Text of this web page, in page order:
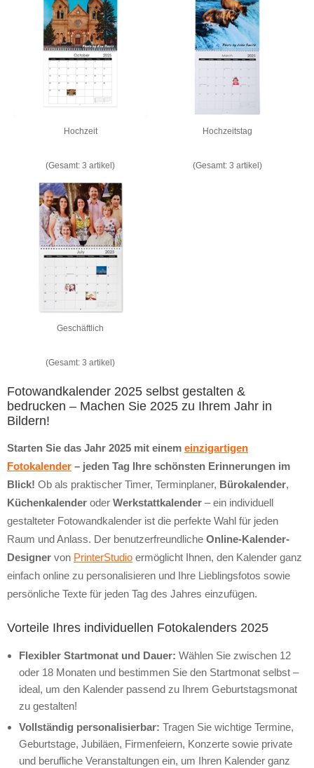
Hochzeit
(Gesamt: 3 artikel)
Hochzeitstag
(Gesamt: 3 artikel)
Geschäftlich
(Gesamt: 3 artikel)
Fotowandkalender 2025 selbst gestalten &
bedrucken – Machen Sie 2025 zu Ihrem Jahr in
Bildern!
Starten Sie das Jahr 2025 mit einem einzigartigen
Fotokalender – jeden Tag Ihre schönsten Erinnerungen im
Blick! Ob als praktischer Timer, Terminplaner, Bürokalender,
Küchenkalender oder Werkstattkalender – ein individuell
gestalteter Fotowandkalender ist die perfekte Wahl für jeden
Raum und Anlass. Der benutzerfreundliche Online-Kalender-
Designer von PrinterStudio ermöglicht Ihnen, den Kalender ganz
einfach online zu personalisieren und Ihre Lieblingsfotos sowie
persönliche Texte für jeden Tag des Jahres einzufügen.
Vorteile Ihres individuellen Fotokalenders 2025
Flexibler Startmonat und Dauer: Wählen Sie zwischen 12
oder 18 Monaten und bestimmen Sie den Startmonat selbst –
ideal, um den Kalender passend zu Ihrem Geburtstagsmonat
zu gestalten!
Vollständig personalisierbar: Tragen Sie wichtige Termine,
Geburtstage, Jubiläen, Firmenfeiern, Konzerte sowie private
und berufliche Veranstaltungen ein, um Ihren Kalender ganz